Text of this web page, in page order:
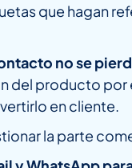
que hagan
no se
del producto por
en cliente.
la parte